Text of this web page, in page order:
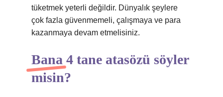
tüketmek yeterli değildir. Dünyalık şeylere
çok fazla güvenmemeli, çalışmaya ve para
kazanmaya devam etmelisiniz.
Bana 4 tane atasözü söyler
misin?